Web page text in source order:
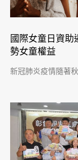
國際女童日資助
勢女童權益
新冠肺炎疫情隨著